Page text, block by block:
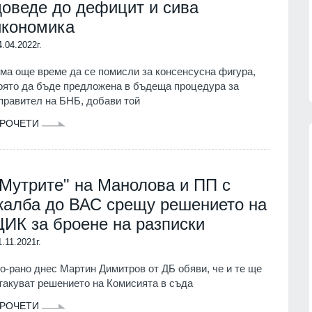
до дефицит и сива
още време да се помисли за консенсусна фигура,
да бъде предложена в бъдеща процедура за
на БНБ, добави той
на Манолова и ПП с
до ВАС срещу решението на
за броене на разписки
рано днес Мартин Димитров от ДБ обяви, че и те ще
решението на Комисията в съда
фактите,
06.08.2026г.
партньорите си за "ужасяващите
РУСИЯ И УКРАЙНА
Освободител"
събота и неделя
мъж, паднал от
13
Страхуват ги: НАП още не е
започнала данъчна ревизия на
Руския културно-информационен
център
14
Нови осигурителни прагове и
правила от 1 август